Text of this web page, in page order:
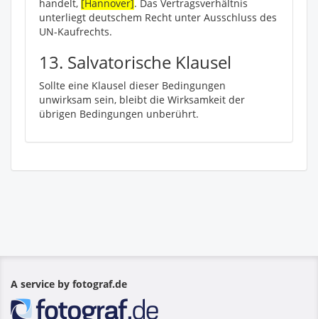
handelt, [Hannover]. Das Vertragsverhältnis
unterliegt deutschem Recht unter Ausschluss des
UN-Kaufrechts.
13. Salvatorische Klausel
Sollte eine Klausel dieser Bedingungen
unwirksam sein, bleibt die Wirksamkeit der
übrigen Bedingungen unberührt.
A service by fotograf.de